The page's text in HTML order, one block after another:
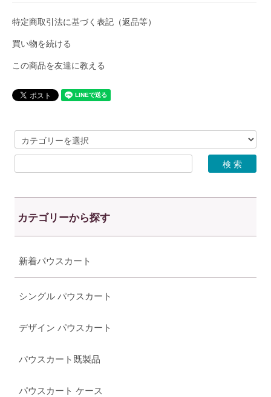
特定商取引法に基づく表記（返品等）
買い物を続ける
この商品を友達に教える
カテゴリーから探す
新着パウスカート
シングル パウスカート
デザイン パウスカート
パウスカート既製品
パウスカート ケース